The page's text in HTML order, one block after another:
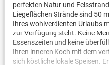
perfekten Natur und
Liegeflächen Strände sind 50
Ihres wohlverdienten Urlaubs
zur Verfügung steht. Keine
Essenszeiten und keine
Ihren inneren Koch mit dem
sich köstliche lokale Speisen.